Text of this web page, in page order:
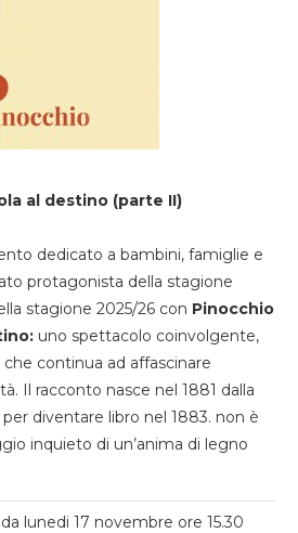
al destino (parte II)
dedicato a bambini, famiglie e
protagonista della stagione
stagione 2025/26 con Pinocchio
uno spettacolo coinvolgente,
continua ad affascinare
Il racconto nasce nel 1881 dalla
diventare libro nel 1883. non è
inquieto di un’anima di legno
lunedi 17 novembre ore 15.30